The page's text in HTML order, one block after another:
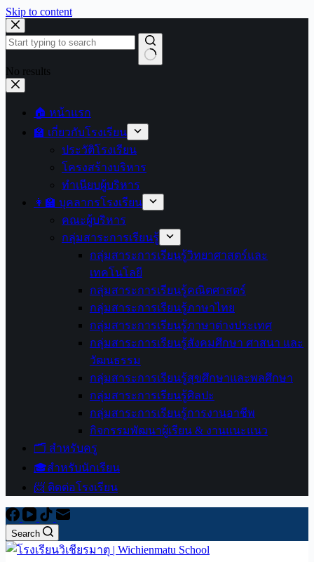
Skip to content
No results
🏠 หน้าแรก
🏫 เกี่ยวกับโรงเรียน
ประวัติโรงเรียน
โครงสร้างบริหาร
ทำเนียบผู้บริหาร
👩‍🏫 บุคลากรโรงเรียน
คณะผู้บริหาร
กลุ่มสาระการเรียนรู้
กลุ่มสาระการเรียนรู้วิทยาศาสตร์และ
เทคโนโลยี
กลุ่มสาระการเรียนรู้คณิตศาสตร์
กลุ่มสาระการเรียนรู้ภาษาไทย
กลุ่มสาระการเรียนรู้ภาษาต่างประเทศ
กลุ่มสาระการเรียนรู้สังคมศึกษา ศาสนา และ
วัฒนธรรม
กลุ่มสาระการเรียนรู้สุขศึกษาและพลศึกษา
กลุ่มสาระการเรียนรู้ศิลปะ
กลุ่มสาระการเรียนรู้การงานอาชีพ
กิจกรรมพัฒนาผู้เรียน & งานแนะแนว
🗂️ สำหรับครู
🎓สำหรับนักเรียน
📨 ติดต่อโรงเรียน
Search